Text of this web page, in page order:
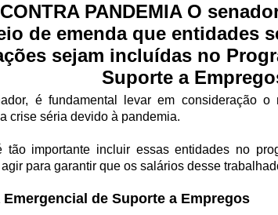
PANDEMIA O
de emenda que entidades
sejam incluídas no
Suporte a
é fundamental levar em consideração
crise séria devido à pandemia.
tão importante incluir essas entidades no
para garantir que os salários desse
Emergencial de Suporte a Empregos